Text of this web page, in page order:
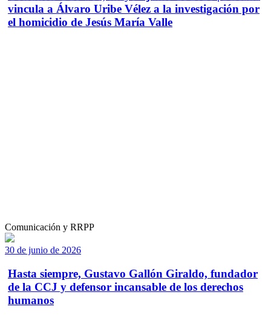
vincula a Álvaro Uribe Vélez a la investigación por
el homicidio de Jesús María Valle
Comunicación y RRPP
30 de junio de 2026
Hasta siempre, Gustavo Gallón Giraldo, fundador
de la CCJ y defensor incansable de los derechos
humanos